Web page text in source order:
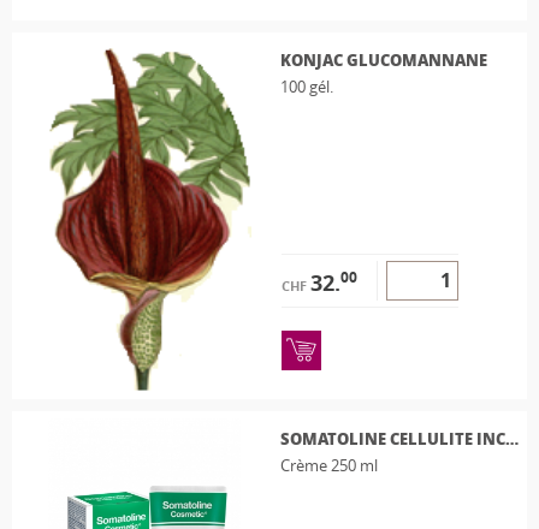
KONJAC GLUCOMANNANE
100 gél.
CHF 32.00
SOMATOLINE CELLULITE INCRUSTEE ACTION INTENSIVE
Crème 250 ml